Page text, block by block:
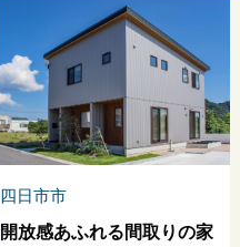
四日市市
開放感あふれる間取りの家